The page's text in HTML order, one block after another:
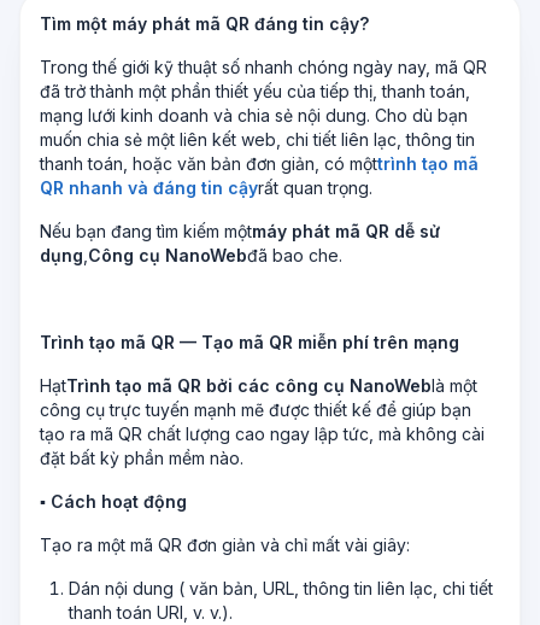
Tìm một máy phát mã QR đáng tin cậy?
Trong thế giới kỹ thuật số nhanh chóng ngày nay, mã QR
đã trở thành một phần thiết yếu của tiếp thị, thanh toán,
mạng lưới kinh doanh và chia sẻ nội dung. Cho dù bạn
muốn chia sẻ một liên kết web, chi tiết liên lạc, thông tin
thanh toán, hoặc văn bản đơn giản, có mộttrình tạo mã
QR nhanh và đáng tin cậyrất quan trọng.
Nếu bạn đang tìm kiếm mộtmáy phát mã QR dễ sử
dụng Công cụ NanoWebđã bao che.
Trình tạo mã QR — Tạo mã QR miễn phí trên mạng
HạtTrình tạo mã QR bởi các công cụ NanoWeblà một
công cụ trực tuyến mạnh mẽ được thiết kế để giúp bạn
tạo ra mã QR chất lượng cao ngay lập tức, mà không cài
đặt bất kỳ phần mềm nào.
▪ Cách hoạt động
Tạo ra một mã QR đơn giản và chỉ mất vài giây:
Dán nội dung ( văn bản, URL, thông tin liên lạc, chi tiết
thanh toán URI, v. v.).